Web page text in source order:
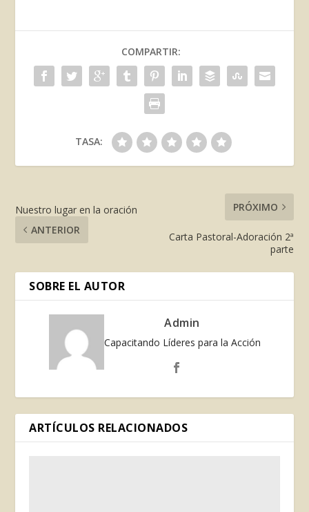
COMPARTIR:
TASA:
Nuestro lugar en la oración
ANTERIOR
PRÓXIMO
Carta Pastoral-Adoración 2ª
parte
SOBRE EL AUTOR
Admin
Capacitando Líderes para la Acción
ARTÍCULOS RELACIONADOS